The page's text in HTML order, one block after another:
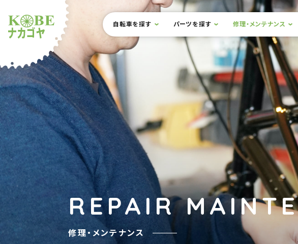
ショップナカゴヤ
サイト内メニュー
本文までスキップ
自転車を探す パーツを探す 修理・メンテナンス
REPAIR
修理・メンテナンス